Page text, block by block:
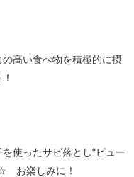
高い食べ物を積極的に摂
使ったサビ落とし“ビュー
お楽しみに！